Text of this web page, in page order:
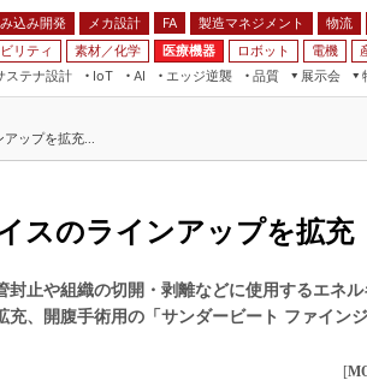
込み開発 メカ設計 FA 製造マネジメント 物流
リティ 素材／化学 医療機器 ロボット 電機
ステナ設計
IoT
AI
エッジ逆襲 品質
展示会
JIMTOF
IIFES
ジャパンモビリティショー
フィールドサービス
FPGA
組み込み画像技術
素材／化学
ップを拡充...
スのラインアップを拡充
止や組織の切開・剥離などに使用するエネル
、開腹手術用の「サンダービート ファイン
[